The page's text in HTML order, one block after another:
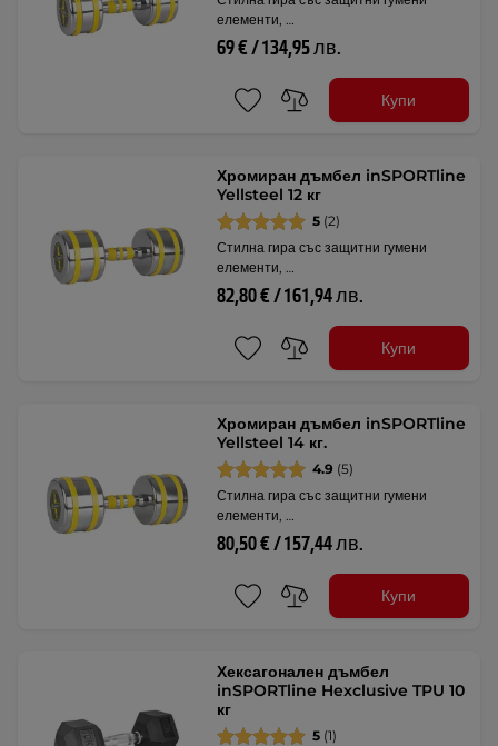
елементи, …
69 € / 134,95 лв.
Купи
Хромиран дъмбел inSPORTline
Yellsteel 12 кг
5 (2)
Стилна гира със защитни гумени
елементи, …
82,80 € / 161,94 лв.
Купи
Хромиран дъмбел inSPORTline
Yellsteel 14 кг.
4.9 (5)
Стилна гира със защитни гумени
елементи, …
80,50 € / 157,44 лв.
Купи
Хексагонален дъмбел
inSPORTline Hexclusive TPU 10
кг
5 (1)